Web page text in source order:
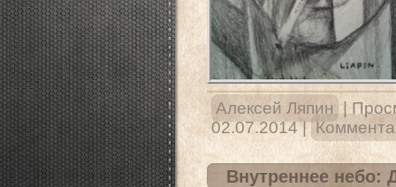
Алексей Ляпин |
02.07.2014 |
Внутреннее небо: